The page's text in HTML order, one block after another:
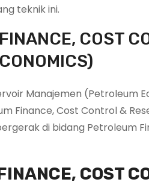
teknik ini.
COST
Manajemen (Petroleum
Finance, Cost Control &
di bidang Petroleum
COST